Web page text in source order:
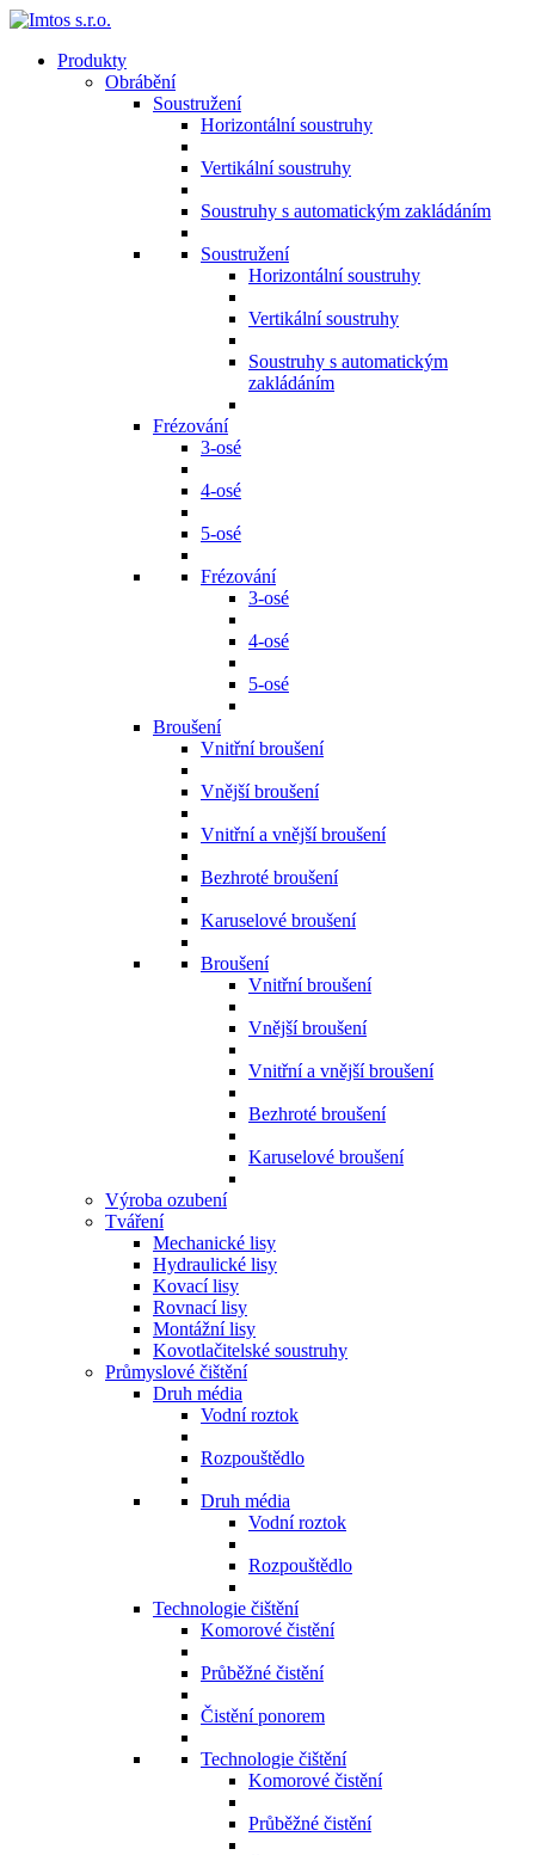
Produkty
Obrábění
Soustružení
Horizontální soustruhy
Vertikální soustruhy
Soustruhy s automatickým zakládáním
Soustružení
Horizontální soustruhy
Vertikální soustruhy
Soustruhy s automatickým
zakládáním
Frézování
3-osé
4-osé
5-osé
Frézování
3-osé
4-osé
5-osé
Broušení
Vnitřní broušení
Vnější broušení
Vnitřní a vnější broušení
Bezhroté broušení
Karuselové broušení
Broušení
Vnitřní broušení
Vnější broušení
Vnitřní a vnější broušení
Bezhroté broušení
Karuselové broušení
Výroba ozubení
Tváření
Mechanické lisy
Hydraulické lisy
Kovací lisy
Rovnací lisy
Montážní lisy
Kovotlačitelské soustruhy
Průmyslové čištění
Druh média
Vodní roztok
Rozpouštědlo
Druh média
Vodní roztok
Rozpouštědlo
Technologie čištění
Komorové čistění
Průběžné čistění
Čistění ponorem
Technologie čištění
Komorové čistění
Průběžné čistění